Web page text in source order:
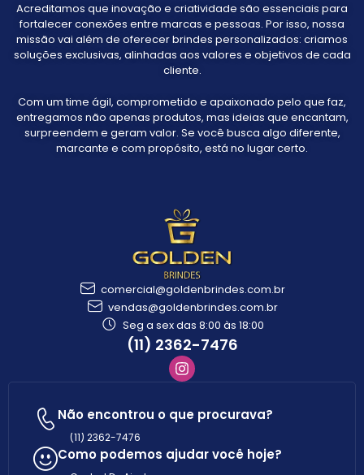
Acreditamos que inovação e criatividade são essenciais para
fortalecer conexões entre marcas e pessoas. Por isso, nossa
missão vai além de oferecer brindes personalizados: criamos
soluções exclusivas, alinhadas aos valores e objetivos de cada
cliente.
Com um time ágil, comprometido e apaixonado pelo que faz,
entregamos não apenas produtos, mas ideias que encantam,
surpreendem e geram valor. Se você busca algo diferente,
marcante e com propósito, está no lugar certo.
comercial@goldenbrindes.com.br
vendas@goldenbrindes.com.br
Seg a sex das 8:00 às 18:00
(11) 2362-7476
Não encontrou o que procurava?
(11) 2362-7476
Como podemos ajudar você hoje?